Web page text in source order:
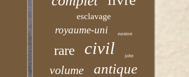
esclavage
royaume-uni easton
rare civil john
volume antique